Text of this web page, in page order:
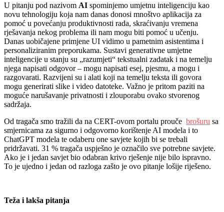
U pitanju pod nazivom AI spominjemo umjetnu inteligenciju kao
novu tehnologiju koja nam danas donosi mnoštvo aplikacija za
pomoć u povećanju produktivnosti rada, skraćivanju vremena
rješavanja nekog problema ili nam mogu biti pomoć u učenju.
Danas uobičajene primjene UI vidimo u pametnim asistentima i
personaliziranim preporukama. Sustavi generativne umjetne
inteligencije u stanju su „razumjeti“ tekstualni zadatak i na temelju
njega napisati odgovor – mogu napisati esej, pjesmu, a mogu i
razgovarati. Razvijeni su i alati koji na temelju teksta ili govora
mogu generirati slike i video datoteke. Važno je pritom paziti na
moguće narušavanje privatnosti i zlouporabu ovako stvorenog
sadržaja.
Od tragača smo tražili da na CERT-ovom portalu prouče brošuru sa
smjernicama za sigurno i odgovorno korištenje AI modela i to
ChatGPT modela te odaberu one savjete kojih bi se trebali
pridržavati. 31 % tragača uspješno je označilo sve potrebne savjete.
Ako je i jedan savjet bio odabran krivo rješenje nije bilo ispravno.
To je ujedno i jedan od razloga zašto je ovo pitanje lošije riješeno.
Teža i lakša pitanja